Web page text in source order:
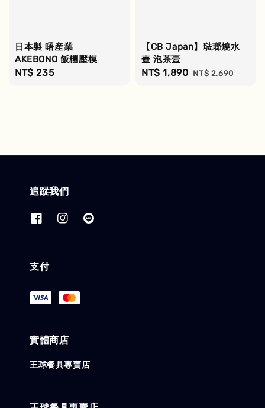
日本製 曙産業
AKEBONO 飯糰壓模
Regular
NT$ 235
【CB Japan】琺瑯燒水
壺 泡茶壼
Sale
NT$ 1,890 Regular
NT$ 2,690
追蹤我們
支付
實體商店
王球餐具專賣店